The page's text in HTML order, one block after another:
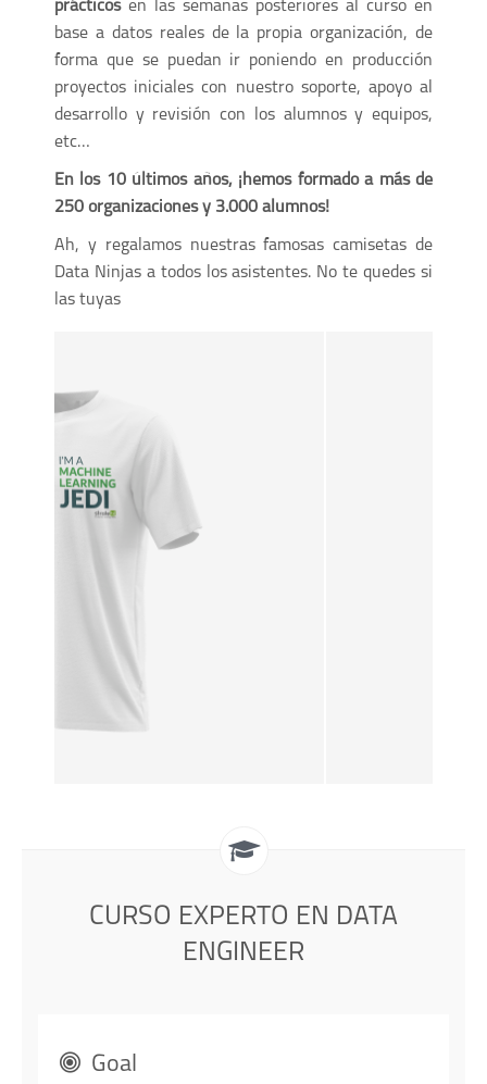
prácticosen las semanas posteriores al curso en
base a datos reales de la propia organización, de
forma que se puedan ir poniendo en producción
proyectos iniciales con nuestro soporte, apoyo al
desarrollo y revisión con los alumnos y equipos,
etc…
En los 10 últimos años, ¡hemos formado a más de
250 organizaciones y 3.000 alumnos!
Ah, y regalamos nuestras famosas camisetas de
Data Ninjas a todos los asistentes. No te quedes si
las tuyas
CURSO EXPERTO EN DATA
ENGINEER
Goal